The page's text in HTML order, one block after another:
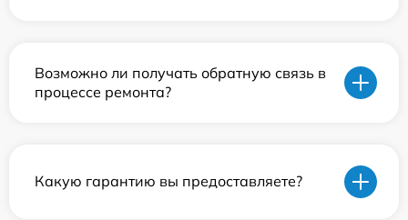
Возможно ли получать обратную связь в
процессе ремонта?
Какую гарантию вы предоставляете?